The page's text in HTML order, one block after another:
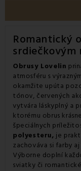
Romantický
Obrusy Lovelin
atmosféru s
okamžite upúta
tónov, červených
vytvára láskyplný a
ktorému obrus
špeciálnych
polyesteru, je
zachováva si farby
Výborne doplní
sviatky či